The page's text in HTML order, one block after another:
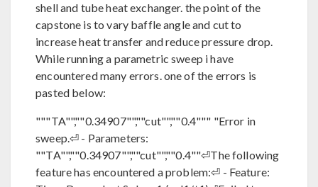
shell and tube heat exchanger. the point of the
capstone is to vary baffle angle and cut to
increase heat transfer and reduce pressure drop.
While running a parametric sweep i have
encountered many errors. one of the errors is
pasted below:
"""TA"",""0.34907"",""cut"",""0.4""" "Error in
sweep.⏎ - Parameters:
""TA"",""0.34907"",""cut"",""0.4""⏎The following
feature has encountered a problem:⏎ - Feature: